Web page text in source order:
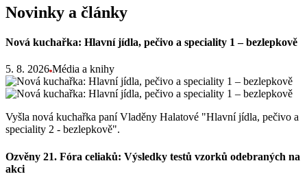
Novinky a články
Nová kuchařka: Hlavní jídla, pečivo a speciality 1 – bezlepkově
5. 8. 2026 Média a knihy
Vyšla nová kuchařka paní Vladěny Halatové "Hlavní jídla, pečivo a
speciality 2 - bezlepkově".
Ozvěny 21. Fóra celiaků: Výsledky testů vzorků odebraných na
akci